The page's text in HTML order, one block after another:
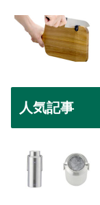
人気記事